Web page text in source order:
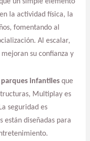
la actividad física, la
fomentando al
Al escalar,
su confianza y
infantilesque
Multiplay es
seguridad es
están diseñadas para